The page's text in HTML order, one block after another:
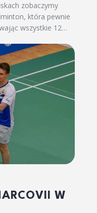
zobaczymy
która pewnie
wszystkie 12…
W